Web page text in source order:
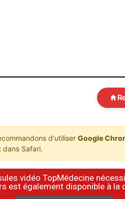
d'utiliser Google
Safari.
vidéo TopMédecine
est également disponible à la